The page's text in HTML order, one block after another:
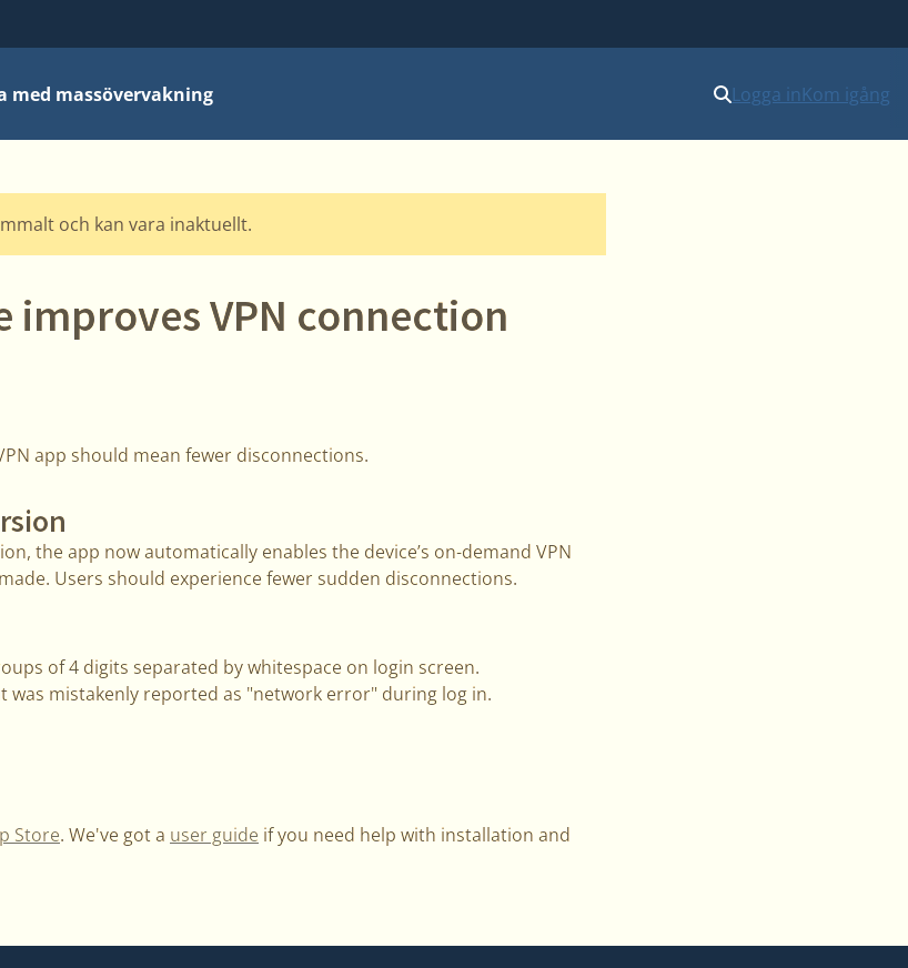
med massövervakning Logga inKom igång
och kan vara inaktuellt.
improves VPN connection
app should mean fewer disconnections.
the app now automatically enables the device’s on-demand VPN
Users should experience fewer sudden disconnections.
of 4 digits separated by whitespace on login screen.
was mistakenly reported as "network error" during log in.
Store. We've got a user guide if you need help with installation and